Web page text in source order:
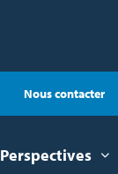
Nous contacter
Perspectives